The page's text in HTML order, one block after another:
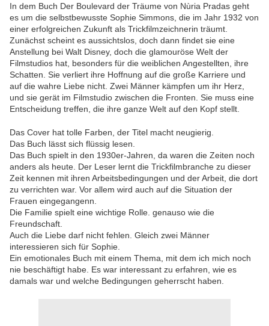
In dem Buch Der Boulevard der Träume von Nùria Pradas geht
es um die selbstbewusste Sophie Simmons, die im Jahr 1932 von
einer erfolgreichen Zukunft als Trickfilmzeichnerin träumt.
Zunächst scheint es aussichtslos, doch dann findet sie eine
Anstellung bei Walt Disney, doch die glamouröse Welt der
Filmstudios hat, besonders für die weiblichen Angestellten, ihre
Schatten. Sie verliert ihre Hoffnung auf die große Karriere und
auf die wahre Liebe nicht. Zwei Männer kämpfen um ihr Herz,
und sie gerät im Filmstudio zwischen die Fronten. Sie muss eine
Entscheidung treffen, die ihre ganze Welt auf den Kopf stellt.
Das Cover hat tolle Farben, der Titel macht neugierig.
Das Buch lässt sich flüssig lesen.
Das Buch spielt in den 1930er-Jahren, da waren die Zeiten noch
anders als heute. Der Leser lernt die Trickfilmbranche zu dieser
Zeit kennen mit ihren Arbeitsbedingungen und der Arbeit, die dort
zu verrichten war. Vor allem wird auch auf die Situation der
Frauen eingegangenn.
Die Familie spielt eine wichtige Rolle. genauso wie die
Freundschaft.
Auch die Liebe darf nicht fehlen. Gleich zwei Männer
interessieren sich für Sophie.
Ein emotionales Buch mit einem Thema, mit dem ich mich noch
nie beschäftigt habe. Es war interessant zu erfahren, wie es
damals war und welche Bedingungen geherrscht haben.